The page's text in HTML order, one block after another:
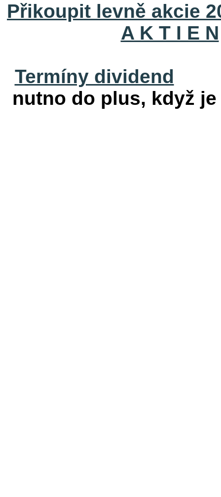
Přikoupit levně akcie
A K T I E N
Termíny dividend
nutno do plus, když